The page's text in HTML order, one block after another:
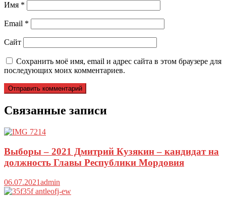
Имя *
Email *
Сайт
Сохранить моё имя, email и адрес сайта в этом браузере для
последующих моих комментариев.
Связанные записи
Выборы – 2021 Дмитрий Кузякин – кандидат на
должность Главы Республики Мордовия
06.07.2021admin